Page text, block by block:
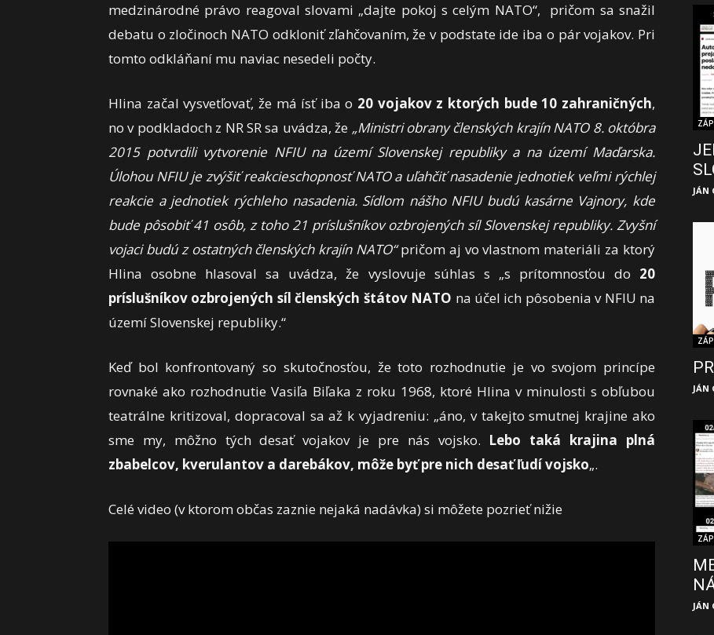
medzinárodné právo reagoval slovami „dajte pokoj s celým NATO“, pričom sa snažil
debatu o zločinoch NATO odkloniť zľahčovaním, že v podstate ide iba o pár vojakov. Pri
tomto odkláňaní mu naviac nesedeli počty.
Hlina začal vysvetľovať, že má ísť iba o 20 vojakov z ktorých bude 10 zahraničných,
no v podkladoch z NR SR sa uvádza, že „Ministri obrany členských krajín NATO 8. októbra
2015 potvrdili vytvorenie NFIU na území Slovenskej republiky a na území Maďarska.
Úlohou NFIU je zvýšiť reakcieschopnosť NATO a uľahčiť nasadenie jednotiek veľmi rýchlej
reakcie a jednotiek rýchleho nasadenia. Sídlom nášho NFIU budú kasárne Vajnory, kde
bude pôsobiť 41 osôb, z toho 21 príslušníkov ozbrojených síl Slovenskej republiky. Zvyšní
vojaci budú z ostatných členských krajín NATO“pričom aj vo vlastnom materiáli za ktorý
Hlina osobne hlasoval sa uvádza, že vyslovuje súhlas s „s prítomnosťou do 20
príslušníkov ozbrojených síl členských štátov NATO na účel ich pôsobenia v NFIU na
území Slovenskej republiky.“
Keď bol konfrontovaný so skutočnosťou, že toto rozhodnutie je vo svojom princípe
rovnaké ako rozhodnutie Vasiľa Biľaka z roku 1968, ktoré Hlina v minulosti s obľubou
teatrálne kritizoval, dopracoval sa až k vyjadreniu: „áno, v takejto smutnej krajine ako
sme my, môžno tých desať vojakov je pre nás vojsko. Lebo taká krajina plná
zbabelcov, kverulantov a darebákov, môže byť pre nich desať ľudí vojsko„.
Celé video (v ktorom občas zaznie nejaká nadávka) si môžete pozrieť nižie
JÁN
JÁN
JÁN